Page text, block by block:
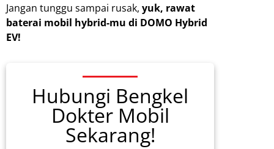
Jangan tunggu sampai rusak, yuk, rawat
baterai mobil hybrid-mu di DOMO Hybrid
EV!
Hubungi Bengkel
Dokter Mobil
Sekarang!